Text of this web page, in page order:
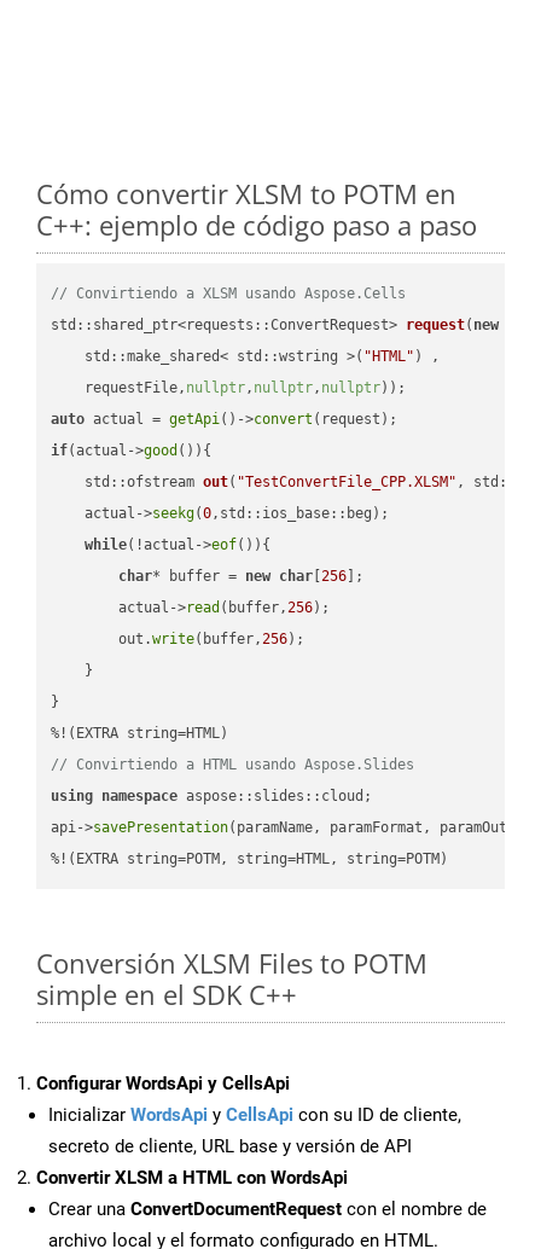
Cómo convertir XLSM to POTM en
C++: ejemplo de código paso a paso
// Convirtiendo a XLSM usando Aspose.Cells
std::shared_ptr<requests::ConvertRequest> request( new
    std::make_shared< std::wstring >(
"HTML" ) ,
    requestFile,
nullptr, nullptr, nullptr))
auto actual = getApi()->convert
if(actual->good ()){
std::ofstream out( "TestConvertFile_CPP.XLSM" ,
    actual->
seekg(0,std::ios_base::beg);
while(!actual->eof()){
char* buffer = new char [256 ];
        actual->
read (buffer,256);
        out.
write(buffer,256);
    }
}
// Convirtiendo a HTML usando Aspose.Slides
using namespace aspose::slides::cloud;
api->savePresentation(paramName, paramFormat,
%!(EXTRA string=POTM, string=HTML, string=POTM)
Conversión XLSM Files to POTM
simple en el SDK C++
Configurar WordsApi y CellsApi
Inicializar WordsApi y CellsApi con su ID de cliente,
secreto de cliente, URL base y versión de API
Convertir XLSM a HTML con WordsApi
Crear una ConvertDocumentRequest con el nombre de
archivo local y el formato configurado en HTML.